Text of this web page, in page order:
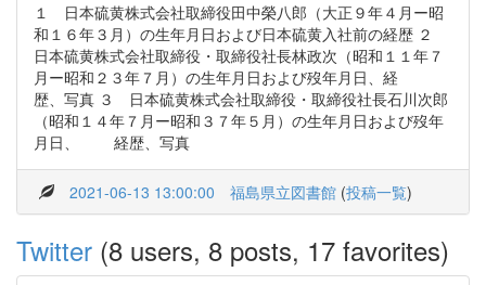
１ 日本硫黄株式会社取締役田中榮八郎（大正９年４月ー昭
和１６年３月）の生年月日および日本硫黄入社前の経歴 ２
日本硫黄株式会社取締役・取締役社長林政次（昭和１１年７
月ー昭和２３年７月）の生年月日および歿年月日、経
歴、写真 ３ 日本硫黄株式会社取締役・取締役社長石川次郎
（昭和１４年７月ー昭和３７年５月）の生年月日および歿年
月日、 経歴、写真
2021-06-13 13:00:00 福島県立図書館 (投稿一覧)
Twitter (8 users, 8 posts, 17 favorites)